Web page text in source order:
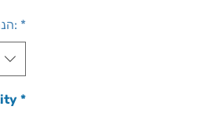
הנחת כמות: *
*